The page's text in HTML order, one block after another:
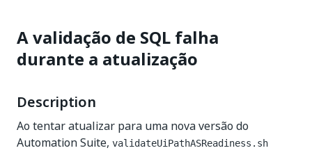
A validação de SQL falha
durante a atualização
Description
Ao tentar atualizar para uma nova versão do
Automation Suite, validateUiPathASReadiness.sh